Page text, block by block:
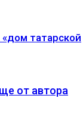
татарской
от автора